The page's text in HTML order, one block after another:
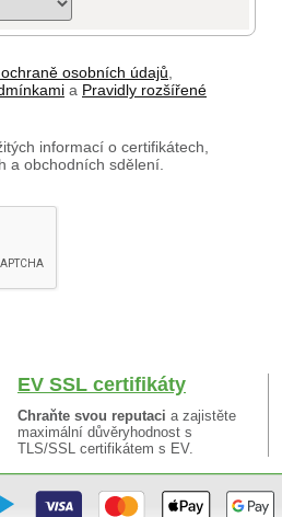
osobních údajů
a Pravidly rozšířené
informací o certifikátech,
a obchodních sdělení.
EV SSL certifikáty
Chraňte svou reputaci a zajistěte
maximální důvěryhodnost s
TLS/SSL certifikátem s EV.